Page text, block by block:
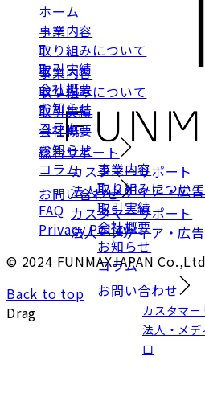
事業内容
取り組みについて
取引実績
会社概要
お知らせ
コラム
お問い合わせ
カスタマー
法人・メ
口
事業内容
取り組みについて
取引実績
会社概要
お知らせ
コラム
お問い合わせ
カスタマーサポート
法人・メディア・広
ホーム
事業内容
取り組みについて
取引実績
会社概要
お知らせ
コラム
総合サポート
カスタマーサポート
法人・メディア・広
FAQ
Privacy Policy
© 2024 FUNMAXJAPAN
Back to top
Drag